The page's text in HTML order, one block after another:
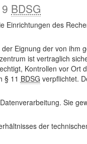
BDSG
des
Eignung der von
ist vertraglich
Kontrollen vor
§ 11 BDSG verpflichtet.
Sie
der